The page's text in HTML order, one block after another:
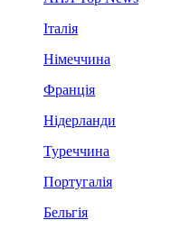
Італія
Німеччина
Франція
Нідерланди
Туреччина
Португалія
Бельгія